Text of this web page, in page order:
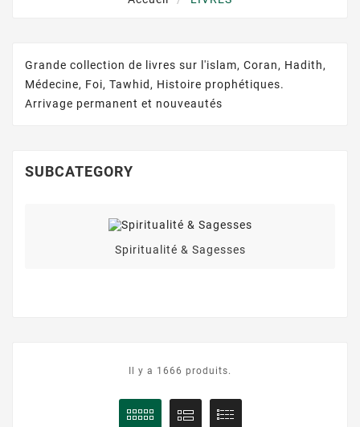
Grande collection de livres sur l'islam, Coran, Hadith,
Médecine, Foi, Tawhid, Histoire prophétiques.
Arrivage permanent et nouveautés
SUBCATEGORY
Spiritualité & Sagesses
Il y a 1666 produits.